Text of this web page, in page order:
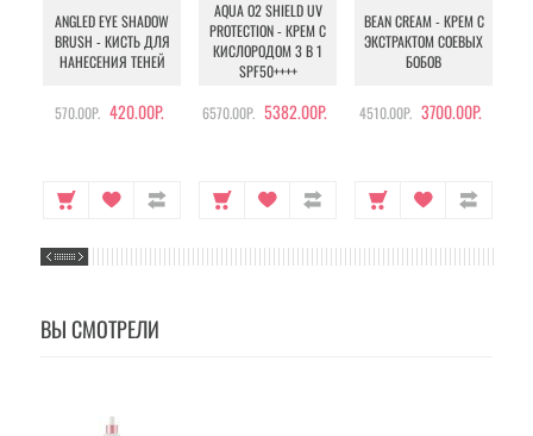
ANGLED EYE SHADOW
BRUSH - КИСТЬ ДЛЯ
НАНЕСЕНИЯ ТЕНЕЙ
570.00Р. 420.00Р.
AQUA O2 SHIELD UV
PROTECTION - КРЕМ С
КИСЛОРОДОМ 3 В 1
SPF50++++
6570.00Р. 5382.00Р.
BEAN CREAM - КРЕМ С
ЭКСТРАКТОМ СОЕВЫХ
БОБОВ
4510.00Р. 3700.00Р.
ВЫ СМОТРЕЛИ